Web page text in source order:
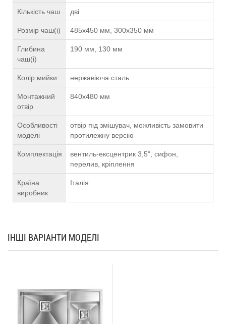
Кількість чаш дві
Розмір чаш(і) 485х450 мм, 300х350 мм
Глибина
чаш(і)
190 мм, 130 мм
Колір мийки нержавіюча сталь
Монтажний
отвір
840х480 мм
Особливості
моделі
отвір під змішувач, можливість замовити
протилежну версію
Комплектація
вентиль-ексцентрик 3,5", сифон,
перелив, кріплення
Країна
виробник
Італія
ІНШІ ВАРІАНТИ МОДЕЛІ